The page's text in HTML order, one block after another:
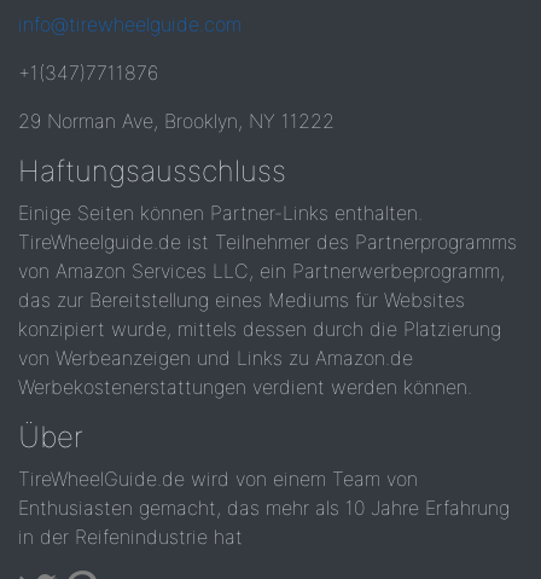
info@tirewheelguide.com
+1(347)7711876
29 Norman Ave, Brooklyn, NY 11222
Haftungsausschluss
Einige Seiten können Partner-Links enthalten.
TireWheelguide.de ist Teilnehmer des Partnerprogramms
von Amazon Services LLC, ein Partnerwerbeprogramm,
das zur Bereitstellung eines Mediums für Websites
konzipiert wurde, mittels dessen durch die Platzierung
von Werbeanzeigen und Links zu Amazon.de
Werbekostenerstattungen verdient werden können.
Über
TireWheelGuide.de wird von einem Team von
Enthusiasten gemacht, das mehr als 10 Jahre Erfahrung
in der Reifenindustrie hat